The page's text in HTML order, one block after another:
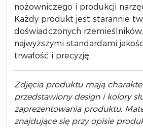
nożowniczego i produkcji
Każdy produkt jest starannie
doświadczonych
najwyższymi standardami
trwałość i precyzję.
Zdjęcia produktu mają
przedstawiony design i kolory
zaprezentowania produktu.
znajdujące się przy opisie